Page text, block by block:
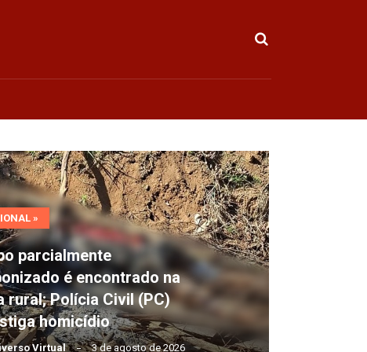
»
parcialmente
é encontrado na
rural; Polícia Civil (PC)
homicídio
Virtual 3 de agosto de 2026